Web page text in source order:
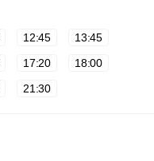
12:45
13:45
17:20
18:00
21:30